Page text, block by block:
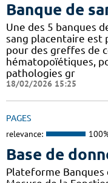
Banque de
Une des 5 banques
sang placentaire est
pour des greffes de
hématopoïétiques,
pathologies gr
18/02/2026 15:25
PAGES
relevance:
Base de
Plateforme Banques